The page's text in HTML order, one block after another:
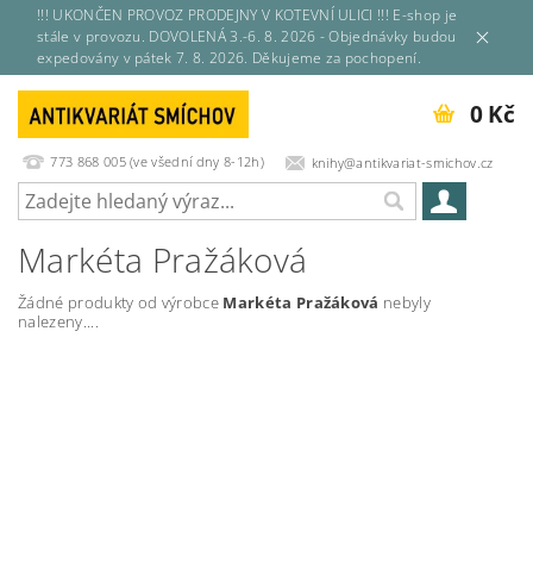
!!! UKONČEN PROVOZ PRODEJNY V KOTEVNÍ ULICI !!! E-shop je
stále v provozu. DOVOLENÁ 3.-6. 8. 2026 - Objednávky budou
expedovány v pátek 7. 8. 2026. Děkujeme za pochopení.
773 868 005 (ve všední dny 8-12h) knihy@antikvariat-smichov.cz
0 Kč
Markéta Pražáková
Žádné produkty od výrobce Markéta Pražáková nebyly
nalezeny....